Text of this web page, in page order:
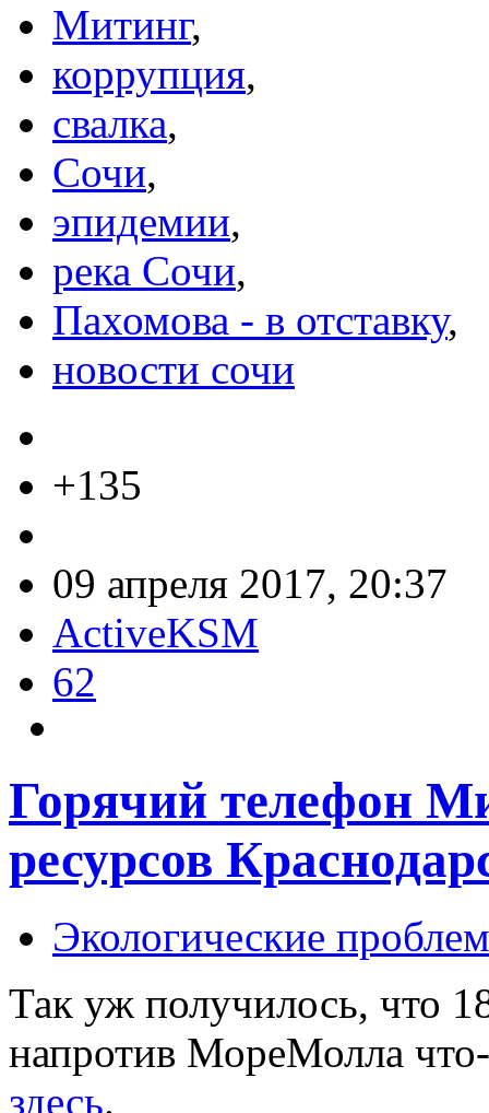
Митинг,
коррупция,
свалка,
Сочи,
эпидемии,
река Сочи,
Пахомова - в отставку,
новости сочи
+135
09 апреля 2017, 20:37
ActiveKSM
62
Горячий телефон
ресурсов
Экологические
Так уж получилось, что
напротив МореМолла
здесь.